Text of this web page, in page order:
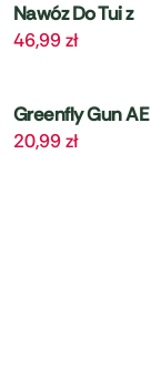
szt. Target
Nawóz Do Tui z
Mikroelementami
46,99zł
Greenfly Gun AE
– Zwalcza
20,99zł